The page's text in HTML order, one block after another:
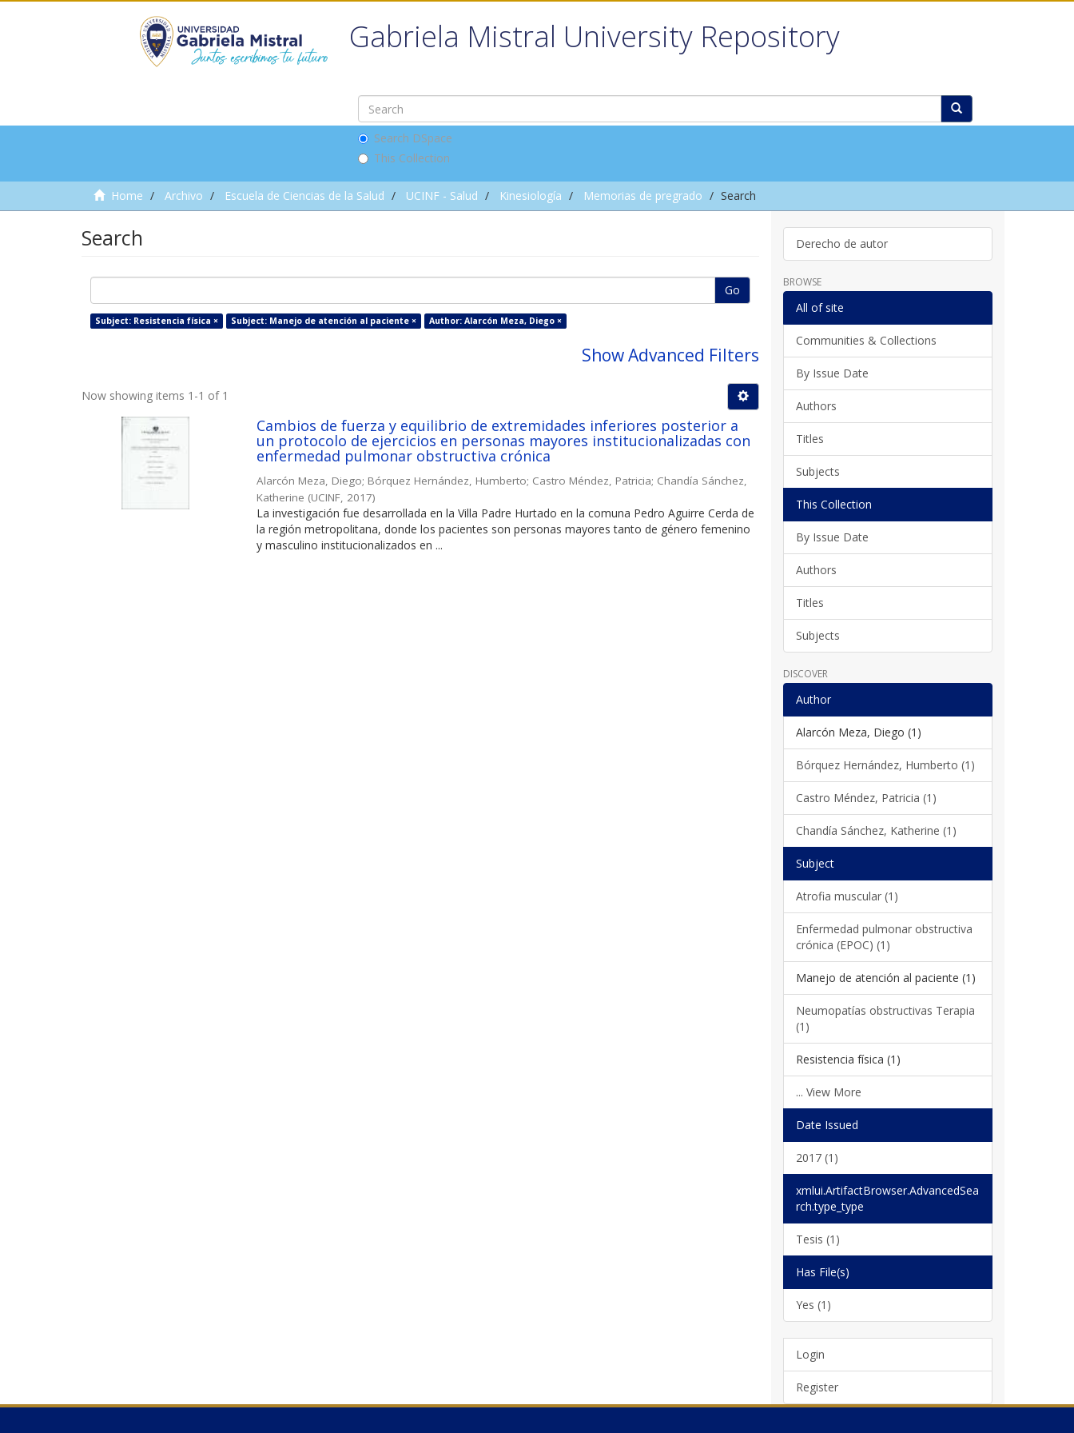
Gabriela Mistral University Repository
Search DSpace
This Collection
Home Archivo Escuela de Ciencias de la Salud UCINF - Salud Kinesiología Memorias de pregrado Search
Search
Go
Subject: Resistencia física × Subject: Manejo de atención al paciente × Author: Alarcón Meza, Diego ×
Show Advanced Filters
Now showing items 1-1 of 1
Cambios de fuerza y equilibrio de extremidades inferiores posterior a
un protocolo de ejercicios en personas mayores institucionalizadas con
enfermedad pulmonar obstructiva crónica
Alarcón Meza, Diego; Bórquez Hernández, Humberto; Castro Méndez, Patricia; Chandía Sánchez,
Katherine (UCINF 2017)
La investigación fue desarrollada en la Villa Padre Hurtado en la comuna Pedro Aguirre Cerda de
la región metropolitana, donde los pacientes son personas mayores tanto de género femenino
y masculino institucionalizados en ...
Derecho de autor
BROWSE
All of site
Communities & Collections
By Issue Date
Authors
Titles
Subjects
This Collection
By Issue Date
Authors
Titles
Subjects
DISCOVER
Author
Alarcón Meza, Diego (1)
Bórquez Hernández, Humberto (1)
Castro Méndez, Patricia (1)
Chandía Sánchez, Katherine (1)
Subject
Atrofia muscular (1)
Enfermedad pulmonar obstructiva
crónica (EPOC) (1)
Manejo de atención al paciente (1)
Neumopatías obstructivas Terapia
(1)
Resistencia física (1)
... View More
Date Issued
2017 (1)
xmlui.ArtifactBrowser.AdvancedSea
rch.type_type
Tesis (1)
Has File(s)
Yes (1)
Login
Register